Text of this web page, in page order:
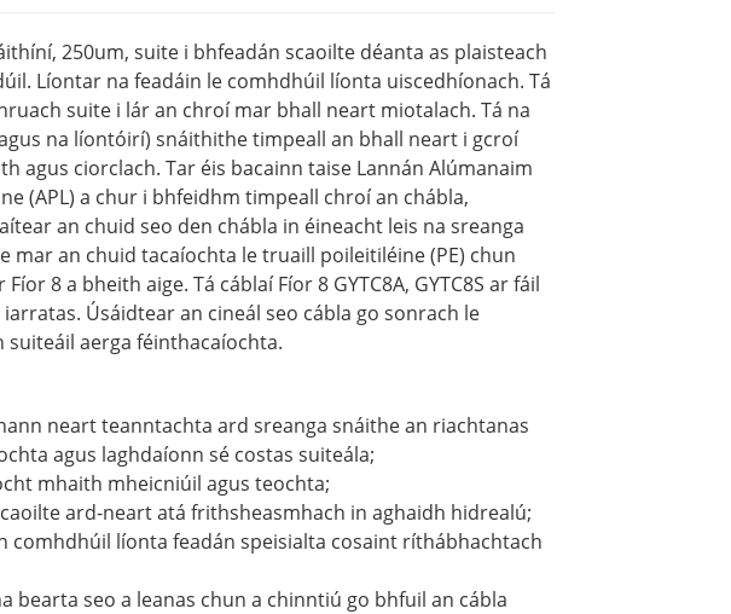
250um, suite i bhfeadán scaoilte déanta as plaisteach
Líontar na feadáin le comhdhúil líonta uiscedhíonach. Tá
suite i lár an chroí mar bhall neart miotalach. Tá na
na líontóirí) snáithithe timpeall an bhall neart i gcroí
agus ciorclach. Tar éis bacainn taise Lannán Alúmanaim
(APL) a chur i bhfeidhm timpeall chroí an chábla,
an chuid seo den chábla in éineacht leis na sreanga
mar an chuid tacaíochta le truaill poileitiléine (PE) chun
8 a bheith aige. Tá cáblaí Fíor 8 GYTC8A, GYTC8S ar fáil
Úsáidtear an cineál seo cábla go sonrach le
suiteáil aerga féinthacaíochta.
neart teanntachta ard sreanga snáithe an riachtanas
agus laghdaíonn sé costas suiteála;
mhaith mheicniúil agus teochta;
ard-neart atá frithsheasmhach in aghaidh hidrealú;
comhdhúil líonta feadán speisialta cosaint ríthábhachtach
bearta seo a leanas chun a chinntiú go bhfuil an cábla